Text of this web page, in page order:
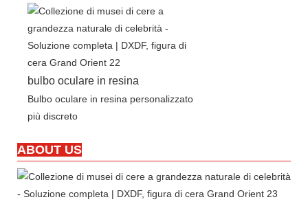
bulbo oculare in resina
Bulbo oculare in resina personalizzato
più discreto
ABOUT US